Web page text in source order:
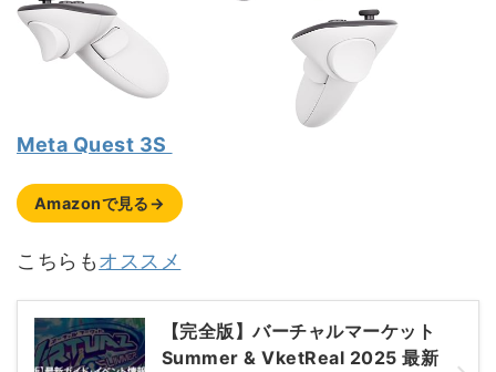
Meta Quest 3S
Amazonで見る→
こちらもオススメ
【完全版】バーチャルマーケット
Summer & VketReal 2025 最新